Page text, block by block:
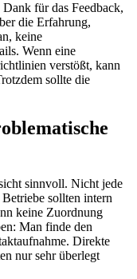
für das Feedback,
die Erfahrung,
keine
Wenn eine
verstößt, kann
sollte die
sinnvoll. Nicht jede
sollten intern
keine Zuordnung
Man finde den
Direkte
nur sehr überlegt